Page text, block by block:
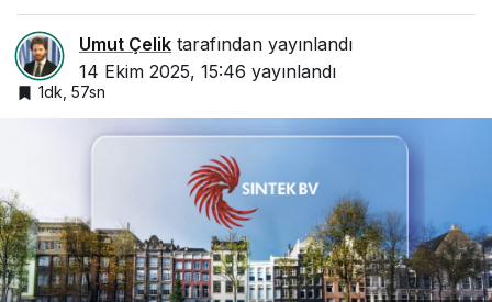
Umut Çelik tarafından yayınlandı
14 Ekim 2025, 15:46 yayınlandı
1dk, 57sn